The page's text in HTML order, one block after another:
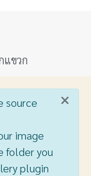
แขวก
×
source
image
folder you
plugin